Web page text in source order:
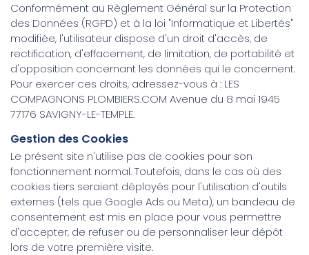
Conformément au Règlement Général sur la Protection
des Données (RGPD) et à la loi "Informatique et Libertés"
modifiée, l'utilisateur dispose d'un droit d'accès, de
rectification, d'effacement, de limitation, de portabilité et
d'opposition concernant les données qui le concernent.
Pour exercer ces droits, adressez-vous à : LES
COMPAGNONS PLOMBIERS.COM Avenue du 8 mai 1945
77176 SAVIGNY-LE-TEMPLE.
Gestion des Cookies
Le présent site n'utilise pas de cookies pour son
fonctionnement normal. Toutefois, dans le cas où des
cookies tiers seraient déployés pour l'utilisation d'outils
externes (tels que Google Ads ou Meta), un bandeau de
consentement est mis en place pour vous permettre
d'accepter, de refuser ou de personnaliser leur dépôt
lors de votre première visite.